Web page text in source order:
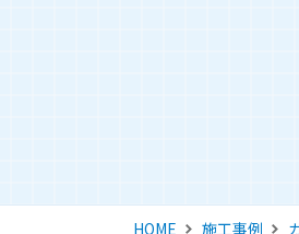
HOME 施工事例